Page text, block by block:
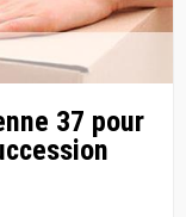
37 pour